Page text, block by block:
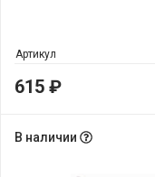
Артикул
615 ₽
В наличии